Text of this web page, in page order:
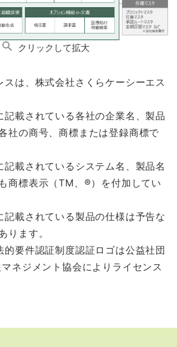
クリックして拡大
スは、株式会社さくらケーシーエス
記載されている各社の企業名、製品
社の商号、商標または登録商標で
記載されているシステム名、製品名
商標表示（TM、®）を付加してい
記載されている製品の仕様は予告な
ります。
的要件認証制度認証ロゴは公益社団
ネジメント協会によりライセンス